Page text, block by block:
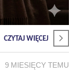
CZYTAJ WIĘCEJ
9 MIESIĘCY TEMU